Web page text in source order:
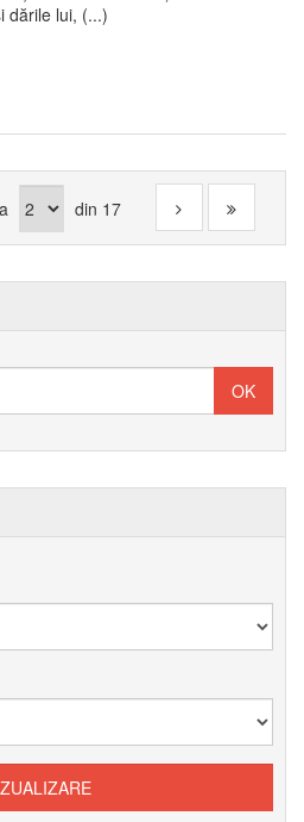
dările lui, (...)
din 17